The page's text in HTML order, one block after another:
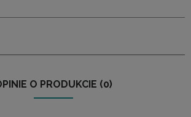
O PRODUKCIE (0)